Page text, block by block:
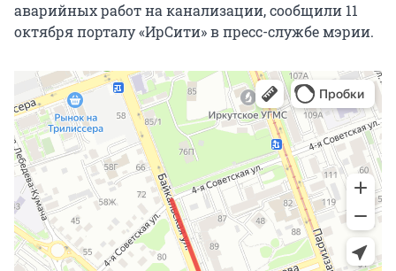
аварийных работ на канализации, сообщили 11
октября порталу «ИрСити» в пресс-службе мэрии.